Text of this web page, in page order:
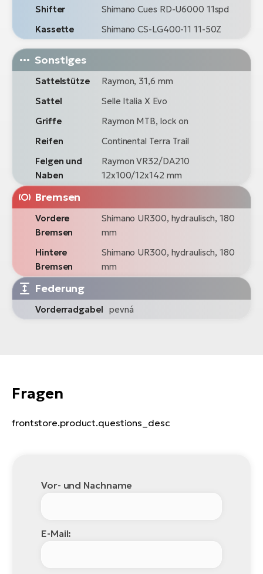
Shifter
Shimano Cues RD-U6000 11spd
Kassette
Shimano CS-LG400-11 11-50Z
Sonstiges
Sattelstütze
Raymon, 31,6 mm
Sattel
Selle Italia X Evo
Griffe
Raymon MTB, lock on
Reifen
Continental Terra Trail
Felgen und
Naben
Raymon VR32/DA210
12x100/12x142 mm
Bremsen
Vordere
Bremsen
Shimano UR300, hydraulisch, 180
mm
Hintere
Bremsen
Shimano UR300, hydraulisch, 180
mm
Federung
Vorderradgabel pevná
Fragen
frontstore.product.questions_desc
Vor- und Nachname
E-Mail: